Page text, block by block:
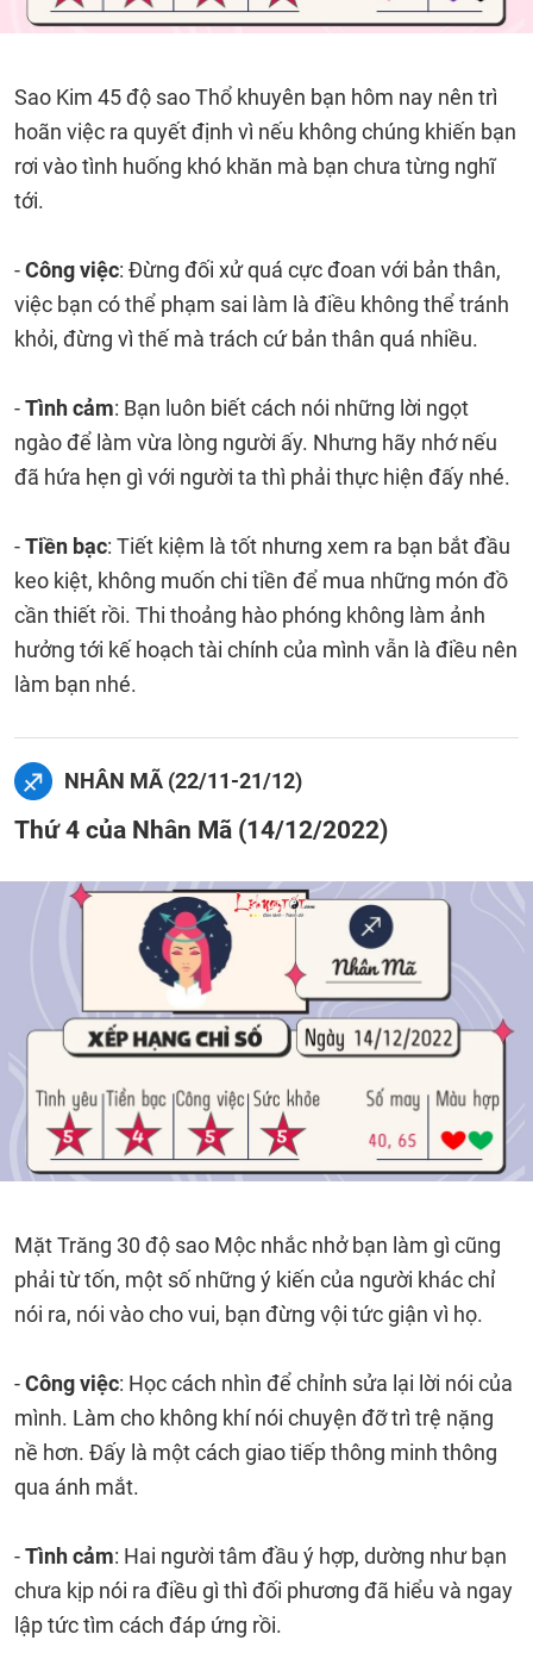
Sao Kim 45 độ sao Thổ khuyên bạn hôm nay nên trì
hoãn việc ra quyết định vì nếu không chúng khiến bạn
rơi vào tình huống khó khăn mà bạn chưa từng nghĩ
tới.
-Công việc: Đừng đối xử quá cực đoan với bản thân,
việc bạn có thể phạm sai làm là điều không thể tránh
khỏi, đừng vì thế mà trách cứ bản thân quá nhiều.
-Tình cảm: Bạn luôn biết cách nói những lời ngọt
ngào để làm vừa lòng người ấy. Nhưng hãy nhớ nếu
đã hứa hẹn gì với người ta thì phải thực hiện đấy nhé.
-Tiền bạc: Tiết kiệm là tốt nhưng xem ra bạn bắt đầu
keo kiệt, không muốn chi tiền để mua những món đồ
cần thiết rồi. Thi thoảng hào phóng không làm ảnh
hưởng tới kế hoạch tài chính của mình vẫn là điều nên
làm bạn nhé.
NHÂN MÃ (22/11-21/12)
Thứ 4 của Nhân Mã (14/12/2022)
Mặt Trăng 30 độ sao Mộc nhắc nhở bạn làm gì cũng
phải từ tốn, một số những ý kiến của người khác chỉ
nói ra, nói vào cho vui, bạn đừng vội tức giận vì họ.
-Công việc: Học cách nhìn để chỉnh sửa lại lời nói của
mình. Làm cho không khí nói chuyện đỡ trì trệ nặng
nề hơn. Đấy là một cách giao tiếp thông minh thông
qua ánh mắt.
-Tình cảm: Hai người tâm đầu ý hợp, dường như bạn
chưa kịp nói ra điều gì thì đối phương đã hiểu và ngay
lập tức tìm cách đáp ứng rồi.